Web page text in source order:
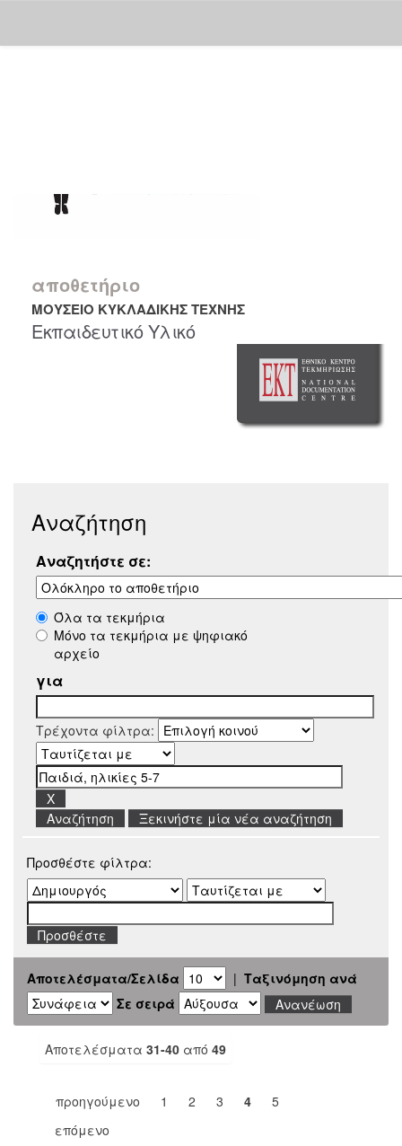
αποθετήριο
ΜΟΥΣΕΙΟ ΚΥΚΛΑΔΙΚΗΣ ΤΕΧΝΗΣ
Εκπαιδευτικό Υλικό
Αναζήτηση
Αναζητήστε σε:
Όλα τα τεκμήρια
Μόνο τα τεκμήρια με ψηφιακό
αρχείο
για
Τρέχοντα φίλτρα:
Ξεκινήστε μία νέα αναζήτηση
Προσθέστε φίλτρα:
Αποτελέσματα/Σελίδα | Ταξινόμηση ανά
Σε σειρά
Αποτελέσματα 31-40 από 49
προηγούμενο 1 2 3 4
5
επόμενο